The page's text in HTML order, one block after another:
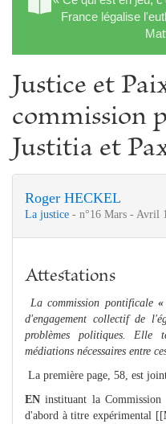
France légalise
Justice et
commission
Justitia et
Roger HECKEL
La justice - n°16 Mars - Avril
Attestations
La commission pontificale
d'engagement collectif de
problèmes politiques. Elle
médiations nécessaires entre
La première page, 58, est
EN instituant la Commission
d'abord à titre expérimental [[